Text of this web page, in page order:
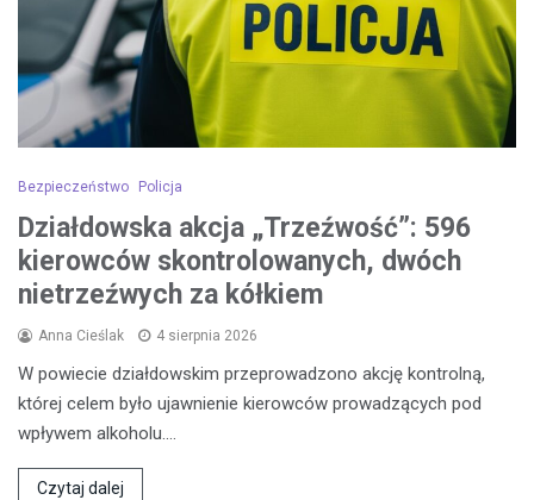
Bezpieczeństwo Policja
Działdowska akcja „Trzeźwość”: 596
kierowców skontrolowanych, dwóch
nietrzeźwych za kółkiem
Anna Cieślak 4 sierpnia 2026
W powiecie działdowskim przeprowadzono akcję kontrolną,
której celem było ujawnienie kierowców prowadzących pod
wpływem alkoholu.…
Czytaj dalej